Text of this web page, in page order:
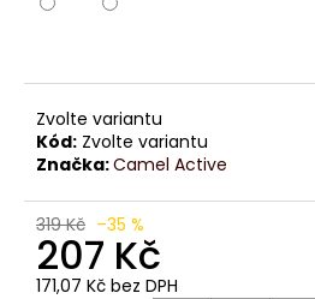
Zvolte variantu
Kód: Zvolte variantu
Značka:Camel Active
319 Kč –35 %
207 Kč
171,07 Kč bez DPH
m
e